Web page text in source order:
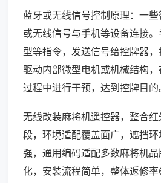
蓝牙或无线信号控制原理：一
或无线信号与手机等设备连接
型等指令，发送信号给控牌器
驱动内部微型电机或机械结构
过程中进行干预，达到控牌目的
无线改装麻将机遥控器，整合
段，环境适配覆盖面广，遮挡
强，通用编码适配多数麻将机
化，安装流程简单，整体返修